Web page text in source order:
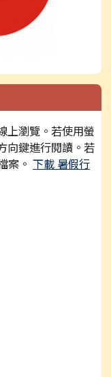
上瀏覽。若使用螢
向鍵進行閱讀。若
案。 下載 暑假行